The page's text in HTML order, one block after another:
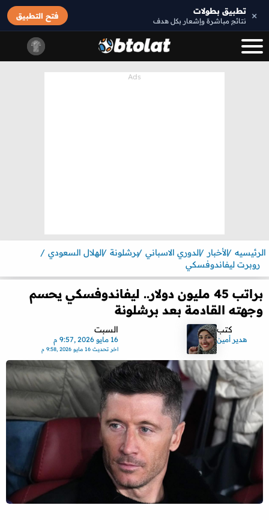
× تطبيق بطولات
نتائج مباشرة وإشعار بكل هدف
فتح التطبيق
الرئيسيه الأخبار الدوري الاسباني برشلونة الهلال السعودي
روبرت ليفاندوفسكي
براتب 45 مليون دولار.. ليفاندوفسكي يحسم
وجهته القادمة بعد برشلونة
كتب
هدير أمين
السبت
16 مايو 2026 ,9:57 م
اخر تحديث16 مايو 2026 ,9:58 م